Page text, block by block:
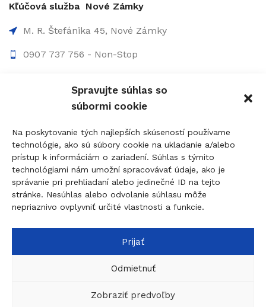
Spravujte súhlas so
súbormi cookie
Na poskytovanie tých najlepších skúseností používame
technológie, ako sú súbory cookie na ukladanie a/alebo
prístup k informáciám o zariadení. Súhlas s týmito
technológiami nám umožní spracovávať údaje, ako je
správanie pri prehliadaní alebo jedinečné ID na tejto
stránke. Nesúhlas alebo odvolanie súhlasu môže
nepriaznivo ovplyvniť určité vlastnosti a funkcie.
Prijať
Odmietnuť
Zobraziť predvoľby
Kľúčová služba Nové Zámky
M. R. Štefánika 45, Nové Zámky
0907 737 756 - Non-Stop
info@figolock.sk
Kľúčová služba Komárno
Palatínova 20, 945 01 Komárno
0907 737 756 - Non Stop
0911 015 055 - 9:00-17:00
komarno@figolock.sk
© 2026figolock.skcreated bydobrýBRAND
Táto stránka je chránená systémom reCAPTCHA a
Pravidlá ochrany osobných údajov